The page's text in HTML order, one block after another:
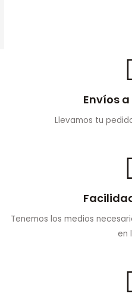
Envíos
Llevamos tu
Tenemos los medios
en